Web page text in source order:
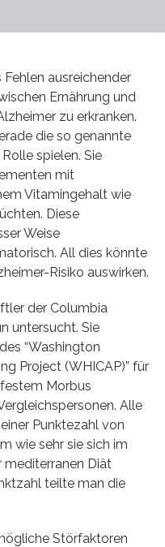
ausreichender
Ernährung und
zu erkranken.
die so genannte
spielen. Sie
mit
Vitamingehalt wie
Diese
Weise
All dies könnte
Risiko auswirken.
der Columbia
untersucht. Sie
“Washington
Project (WHICAP)” für
Morbus
Alle
Punktezahl von
wie sehr sie sich im
mediterranen Diät
teilte man die
Störfaktoren